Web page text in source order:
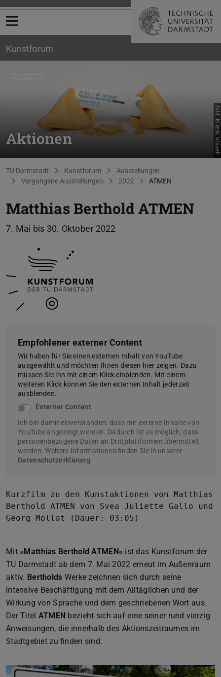
Menü öffnen
Kunstforum
Aktionen Bild: Krænk Visuell
Sie befinden sich hier:
TU Darmstadt Kunstforum
Ausstellungen
Vergangene Ausstellungen
2022 ATMEN
Matthias Berthold ATMEN
7. Mai bis 30. Oktober 2022
Empfohlener externer Content
Wir haben für Sie einen externen Inhalt von YouTube
ausgewählt und möchten Ihnen diesen hier zeigen. Dazu
müssen Sie ihn mit einem Klick einblenden. Mit einem
weiteren Klick können Sie den externen Inhalt jederzeit
ausblenden.
Externer Content
Ich bin damit einverstanden, dass mir externe Inhalte von
YouTube angezeigt werden. Dadurch ist es möglich, dass
personenbezogene Daten an Drittplattformen übermittelt
werden. Weitere Informationen finden Sie in unserer
Datenschutzerklärung.
Kurzfilm zu den Kunstaktionen von Matthias
Berthold ATMEN von Svea Juliette Gallo und
Georg Mollat (Dauer: 03:05)
Mit »Matthias Berthold ATMEN« ist das Kunstforum der
TU Darmstadt ab dem 7. Mai 2022 erneut im Außenraum
aktiv. Bertholds Werke zeichnen sich durch seine
intensive Beschäftigung mit dem Alltäglichen und der
Wirkung von Sprache und dem geschriebenen Wort aus.
Der Titel ATMEN bezieht sich auf eine seiner rund vierzig
Anweisungen, die innerhalb des Aktionszeitraumes im
Stadtgebiet zu finden sind.